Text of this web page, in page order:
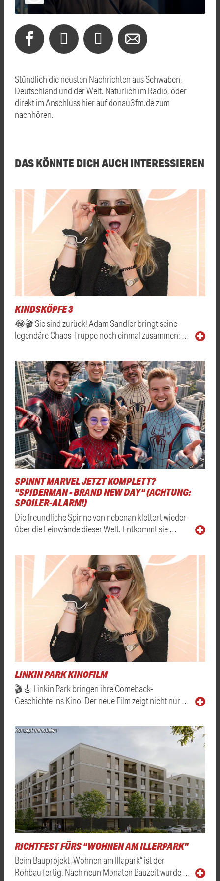
Stündlich die neusten Nachrichten aus Schwaben,
Deutschland und der Welt. Natürlich im Radio, oder
direkt im Anschluss hier auf donau3fm.de zum
nachhören.
DAS KÖNNTE DICH AUCH INTERESSIEREN
KINDSKÖPFE 3
😂🎬 Sie sind zurück! Adam Sandler bringt seine
legendäre Chaos-Truppe noch einmal zusammen: …
SPINNT MARVEL JETZT KOMPLETT?
"SPIDERMAN - BRAND NEW DAY" (ACHTUNG:
SPOILER-ALARM!)
Die freundliche Spinne von nebenan klettert wieder
über die Leinwände dieser Welt. Entkommt sie …
LINKIN PARK KINOFILM
🎬🎸 Linkin Park bringen ihre Comeback-
Geschichte ins Kino! Der neue Film zeigt nicht nur …
Konzept Immobilien
RICHTFEST FÜRS "WOHNEN AM ILLERPARK"
Beim Bauprojekt „Wohnen am Illapark“ ist der
Rohbau fertig. Nach neun Monaten Bauzeit wurde …